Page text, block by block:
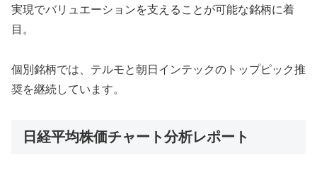
実現でバリュエーションを支えることが可能な銘柄に着
目。
個別銘柄では、テルモと朝日インテックのトップピック推
奨を継続しています。
日経平均株価チャート分析レポート